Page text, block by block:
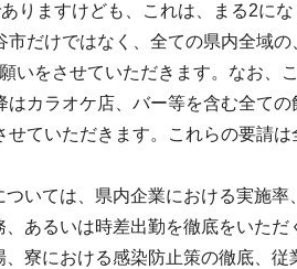
りますけども、これは、まる2に
だけではなく、全ての県内全域
いをさせていただきます。なお、
カラオケ店、バー等を含む全て
ていただきます。これらの要請
いては、県内企業における実施率
あるいは時差出勤を徹底をいただ
寮における感染防止策の徹底、従